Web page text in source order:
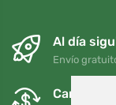
Al día
Envío
Cambios